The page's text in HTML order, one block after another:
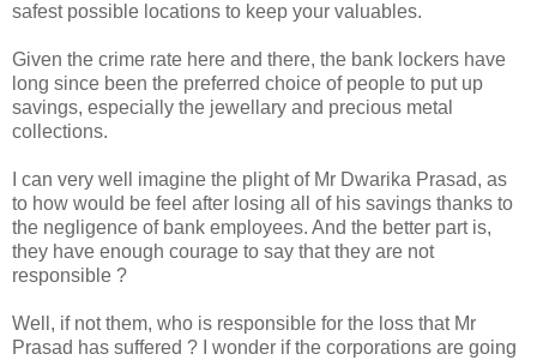
safest possible locations to keep your valuables.
Given the crime rate here and there, the bank lockers have
long since been the preferred choice of people to put up
savings, especially the jewellary and precious metal
collections.
I can very well imagine the plight of Mr Dwarika Prasad, as
to how would be feel after losing all of his savings thanks to
the negligence of bank employees. And the better part is,
they have enough courage to say that they are not
responsible ?
Well, if not them, who is responsible for the loss that Mr
Prasad has suffered ? I wonder if the corporations are going